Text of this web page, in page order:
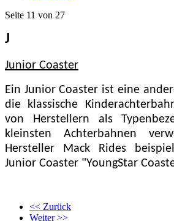
Seite 11 von 27
J
Junior Coaster
Ein Junior Coaster ist eine
die klassische
von Herstellern als
kleinsten Achterbahnen
Hersteller Mack Rides
Junior Coaster "YoungStar
<< Zurück
Weiter >>